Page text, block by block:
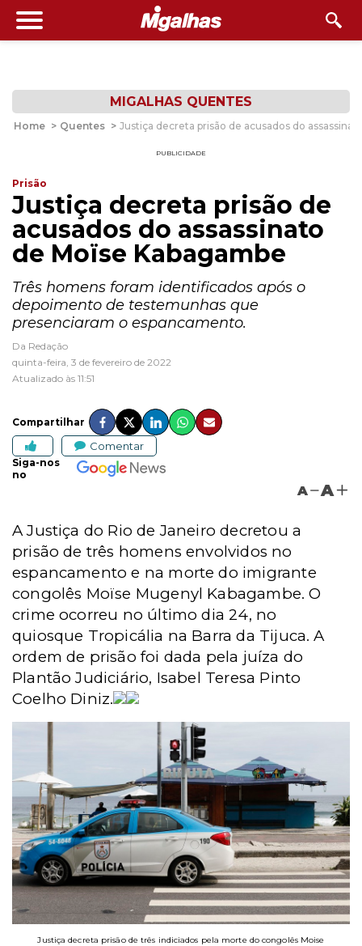
MIGALHAS QUENTES
Home > Quentes > Justiça decreta prisão de acusados do
PUBLICIDADE
Prisão
Justiça decreta prisão de
acusados do assassinato
de Moïse Kabagambe
Três homens foram identificados após o
depoimento de testemunhas que
presenciaram o espancamento.
Da Redação
quinta-feira, 3 de fevereiro de 2022
Atualizado às 11:51
Compartilhar
Comentar
Siga-nos
no
A A
A Justiça do Rio de Janeiro decretou a
prisão de três homens envolvidos no
espancamento e na morte do imigrante
congolês Moïse Mugenyl Kabagambe. O
crime ocorreu no último dia 24, no
quiosque Tropicália na Barra da Tijuca. A
ordem de prisão foi dada pela juíza do
Plantão Judiciário, Isabel Teresa Pinto
Coelho Diniz.
Justiça decreta prisão de três indiciados pela morte do congolês Moise